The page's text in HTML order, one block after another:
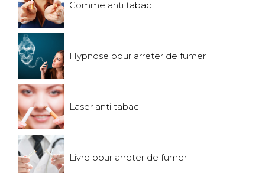
Gomme anti tabac
Hypnose pour arreter de fumer
Laser anti tabac
Livre pour arreter de fumer